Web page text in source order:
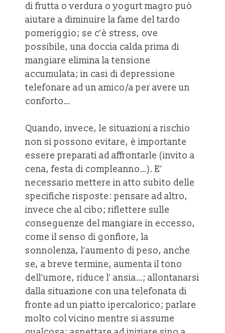
di frutta o verdura o yogurt magro può
aiutare a diminuire la fame del tardo
pomeriggio; se c’è stress, ove
possibile, una doccia calda prima di
mangiare elimina la tensione
accumulata; in casi di depressione
telefonare ad un amico/a per avere un
conforto…
Quando, invece, le situazioni a rischio
non si possono evitare, è importante
essere preparati ad affrontarle (invito a
cena, festa di compleanno…). E’
necessario mettere in atto subito delle
specifiche risposte: pensare ad altro,
invece che al cibo; riflettere sulle
conseguenze del mangiare in eccesso,
come il senso di gonfiore, la
sonnolenza, l’aumento di peso, anche
se, a breve termine, aumenta il tono
dell’umore, riduce l’ ansia…; allontanarsi
dalla situazione con una telefonata di
fronte ad un piatto ipercalorico; parlare
molto col vicino mentre si assume